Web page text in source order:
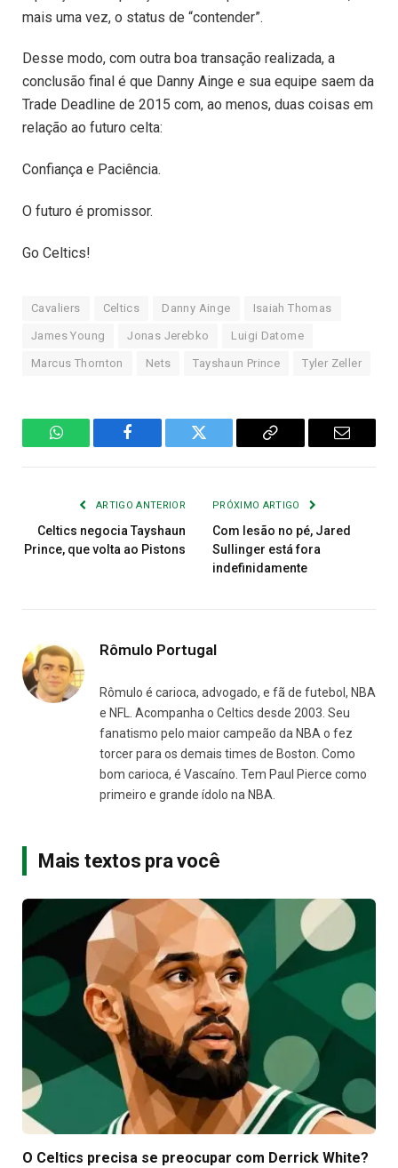
mais uma vez, o status de “contender”.
Desse modo, com outra boa transação realizada, a
conclusão final é que Danny Ainge e sua equipe saem da
Trade Deadline de 2015 com, ao menos, duas coisas em
relação ao futuro celta:
Confiança e Paciência.
O futuro é promissor.
Go Celtics!
Cavaliers Celtics Danny Ainge Isaiah Thomas
James Young Jonas Jerebko Luigi Datome
Marcus Thornton Nets Tayshaun Prince Tyler Zeller
WhatsAppFacebook Twitter
Copiar
E-
ARTIGO ANTERIOR
Celtics negocia Tayshaun
Prince, que volta ao Pistons
PRÓXIMO ARTIGO
Com lesão no pé, Jared
Sullinger está fora
indefinidamente
Rômulo Portugal
Rômulo é carioca, advogado, e fã de futebol, NBA
e NFL. Acompanha o Celtics desde 2003. Seu
fanatismo pelo maior campeão da NBA o fez
torcer para os demais times de Boston. Como
bom carioca, é Vascaíno. Tem Paul Pierce como
primeiro e grande ídolo na NBA.
Mais textos pra você
O Celtics precisa se preocupar com Derrick White?